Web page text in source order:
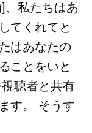
]、私たちはあ
てくれてと
はあなたの
ことをいと
聴者と共有
す。 そうす